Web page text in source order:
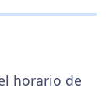
horario de